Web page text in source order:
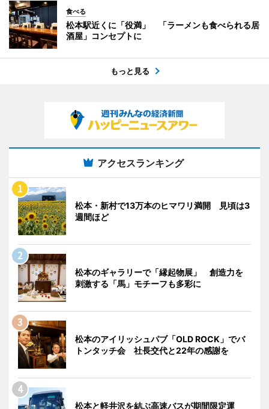
食べる
松本駅近くに「役満」 「ラーメンも食べられる居
酒屋」コンセプトに
もっと見る
アクセスランキング
松本・新村で13万本のヒマワリ満開 見頃は3
週間ほど
松本のギャラリーで「縁起物展」 創造力を
刺激する「馬」モチーフも多彩に
松本のアイリッシュパブ「OLD ROCK」でバ
トンタッチ会 社長交代と22年の感謝を
松本と軽井沢を結ぶ高速バスが期間限定運